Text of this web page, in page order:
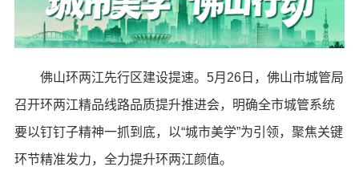
佛山环两江先行区建设提速。5月26日，佛山市城管局
召开环两江精品线路品质提升推进会，明确全市城管系统
要以钉钉子精神一抓到底，以“城市美学”为引领，聚焦关键
环节精准发力，全力提升环两江颜值。